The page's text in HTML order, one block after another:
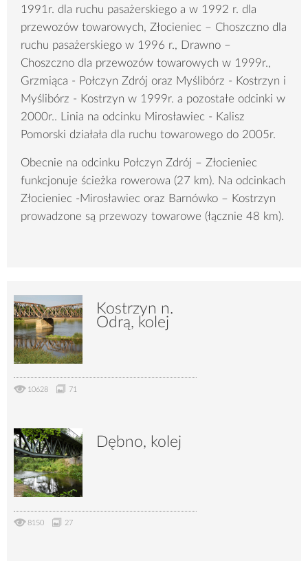
1991r. dla ruchu pasażerskiego a w 1992 r. dla
przewozów towarowych, Złocieniec – Choszczno dla
ruchu pasażerskiego w 1996 r., Drawno –
Choszczno dla przewozów towarowych w 1999r.,
Grzmiąca - Połczyn Zdrój oraz Myślibórz - Kostrzyn i
Myślibórz - Kostrzyn w 1999r. a pozostałe odcinki w
2000r.. Linia na odcinku Mirosławiec - Kalisz
Pomorski działała dla ruchu towarowego do 2005r.
Obecnie na odcinku Połczyn Zdrój – Złocieniec
funkcjonuje ścieżka rowerowa (27 km). Na odcinkach
Złocieniec -Mirosławiec oraz Barnówko – Kostrzyn
prowadzone są przewozy towarowe (łącznie 48 km).
Kostrzyn n.
Odrą, kolej
10628 71
Dębno, kolej
8150 27